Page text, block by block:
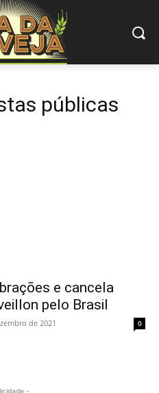
públicas
e cancela
pelo Brasil
de 2021 0
-